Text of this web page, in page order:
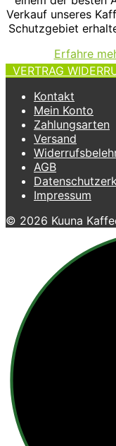
Verkauf unseres
Schutzgebiet
Erfahre
VERTRAG
Kontakt
Mein Konto
Zahlungsarten
Versand
AGB
Impressum
© 2026 Kuuna